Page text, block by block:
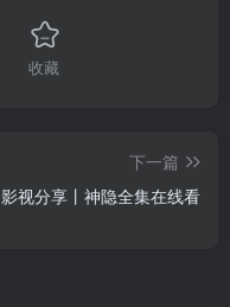
收藏
下一篇
影视分享丨神隐全集在线看